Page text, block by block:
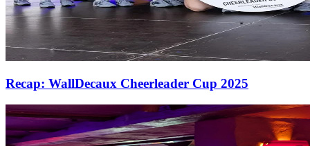
Recap: WallDecaux Cheerleader Cup 2025